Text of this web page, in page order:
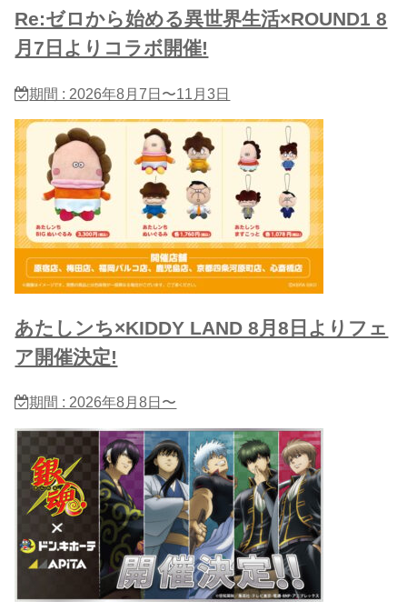
Re:ゼロから始める異世界生活×ROUND1 8
月7日よりコラボ開催!
期間 : 2026年8月7日〜11月3日
あたしンち×KIDDY LAND 8月8日よりフェ
ア開催決定!
期間 : 2026年8月8日〜